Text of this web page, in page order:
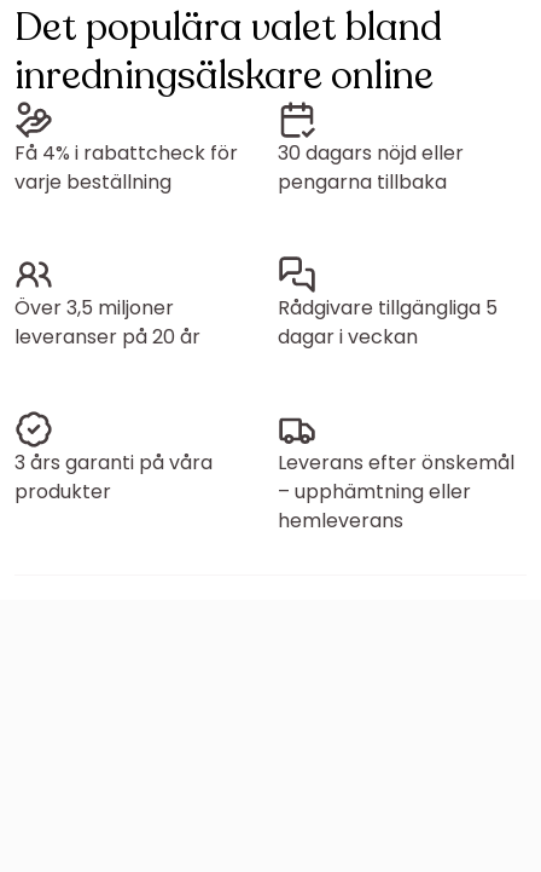
Det populära valet bland
inredningsälskare online
Få 4% i rabattcheck för
varje beställning
30 dagars nöjd eller
pengarna tillbaka
Över 3,5 miljoner
leveranser på 20 år
Rådgivare tillgängliga 5
dagar i veckan
3 års garanti på våra
produkter
Leverans efter önskemål
– upphämtning eller
hemleverans